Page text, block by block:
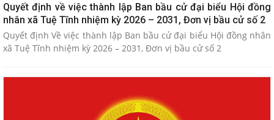
Quyết định về việc thành lập Ban bầu cử đại biểu Hội đồng
nhân xã Tuệ Tĩnh nhiệm kỳ 2026 – 2031, Đơn vị bầu cử số 2
Quyết định Về việc thành lập Ban bầu cử đại biểu Hội đồng nhân
xã Tuệ Tĩnh nhiệm kỳ 2026 – 2031, Đơn vị bầu cử số 2